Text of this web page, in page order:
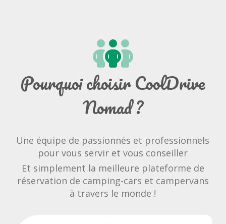
Pourquoi choisir CoolDrive
Nomad ?
Une équipe de passionnés et professionnels
pour vous servir et vous conseiller
Et simplement la meilleure plateforme de
réservation de camping-cars et campervans
à travers le monde !